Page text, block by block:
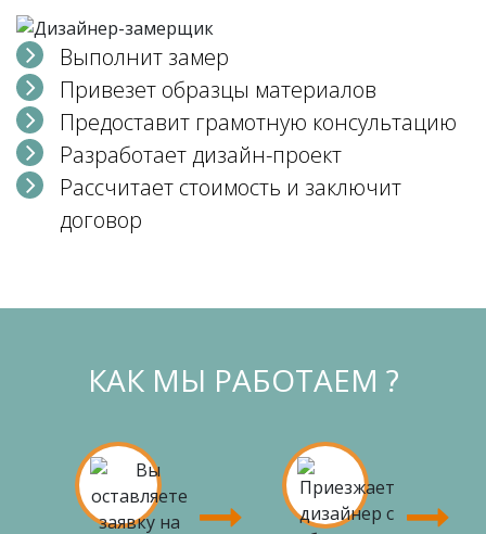
Выполнит замер
Привезет образцы материалов
Предоставит грамотную консультацию
Разработает дизайн-проект
Рассчитает стоимость и заключит
договор
КАК МЫ РАБОТАЕМ ?